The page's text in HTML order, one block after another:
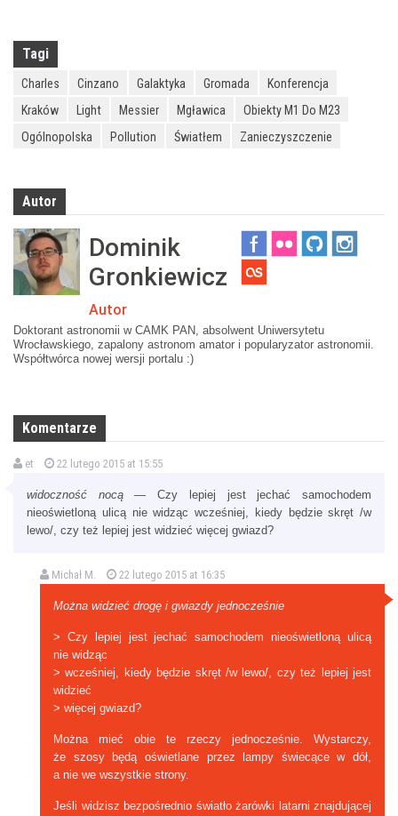
Tagi
Charles Cinzano Galaktyka Gromada
Konferencja
Kraków
Light Messier Mgławica
Obiekty M1 Do M23
Ogólnopolska
Pollution Światłem Zanieczyszczenie
Autor
Dominik
Gronkiewicz
Autor
Doktorant astronomii w CAMK PAN, absolwent Uniwersytetu
Wrocławskiego, zapalony astronom amator i popularyzator astronomii.
Współtwórca nowej wersji portalu :)
Komentarze
et 22 lutego 2015 at 15:55
widoczność nocą— Czy lepiej jest jechać samochodem
nieoświetloną ulicą nie widząc wcześniej, kiedy będzie skręt /w
lewo/, czy też lepiej jest widzieć więcej gwiazd?
Michał M. 22 lutego 2015 at 16:35
Można widzieć drogę i gwiazdy jednocześnie
> Czy lepiej jest jechać samochodem nieoświetloną ulicą
nie widząc
> wcześniej, kiedy będzie skręt /w lewo/, czy też lepiej jest
widzieć
> więcej gwiazd?
Można mieć obie te rzeczy jednocześnie. Wystarczy,
że szosy będą oświetlane przez lampy świecące w dół,
a nie we wszystkie strony.
Jeśli widzisz bezpośrednio światło żarówki latarni znajdującej